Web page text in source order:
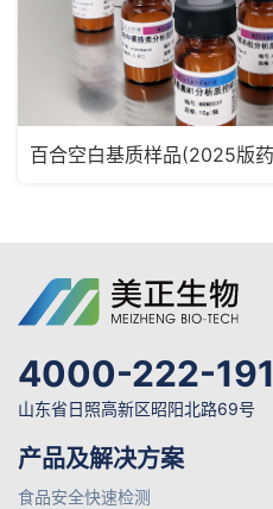
4000-222-191
山东省日照高新区昭阳北路69号
产品及解决方案
食品安全快速检测